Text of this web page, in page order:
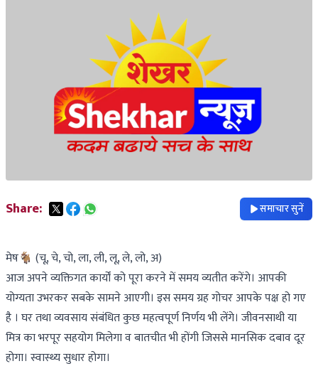
Share: समाचार सुनें
मेष🐐 (चू, चे, चो, ला, ली, लू, ले, लो, अ)
आज अपने व्यक्तिगत कार्यों को पूरा करने में समय व्यतीत करेंगे। आपकी
योग्यता उभरकर सबके सामने आएगी। इस समय ग्रह गोचर आपके पक्ष हो गए
है । घर तथा व्यवसाय संबंधित कुछ महत्वपूर्ण निर्णय भी लेंगे। जीवनसाथी या
मित्र का भरपूर सहयोग मिलेगा व बातचीत भी होंगी जिससे मानसिक दबाव दूर
होगा। स्वास्थ्य सुधार होगा।